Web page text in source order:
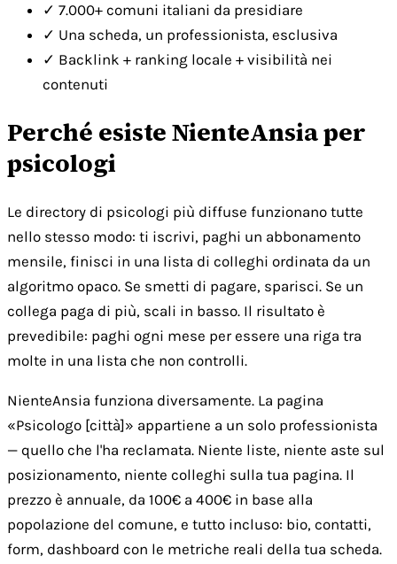
✓ 7.000+ comuni italiani da presidiare
✓ Una scheda, un professionista, esclusiva
✓ Backlink + ranking locale + visibilità nei
contenuti
Perché esiste NienteAnsia per
psicologi
Le directory di psicologi più diffuse funzionano tutte
nello stesso modo: ti iscrivi, paghi un abbonamento
mensile, finisci in una lista di colleghi ordinata da un
algoritmo opaco. Se smetti di pagare, sparisci. Se un
collega paga di più, scali in basso. Il risultato è
prevedibile: paghi ogni mese per essere una riga tra
molte in una lista che non controlli.
NienteAnsia funziona diversamente. La pagina
«Psicologo [città]» appartiene a un solo professionista
— quello che l'ha reclamata. Niente liste, niente aste sul
posizionamento, niente colleghi sulla tua pagina. Il
prezzo è annuale, da 100€ a 400€ in base alla
popolazione del comune, e tutto incluso: bio, contatti,
form, dashboard con le metriche reali della tua scheda.